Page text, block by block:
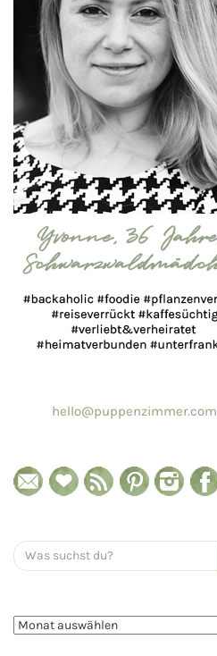
hello@puppenzimmer.com
Search
for: